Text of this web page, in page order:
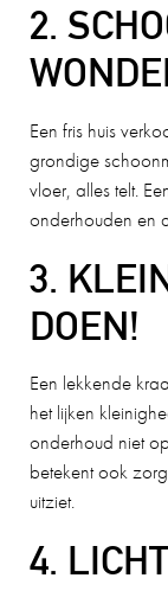
2.
Een fris huis
grondige
vloer, alles telt.
onderhouden en
3.
DOEN!
Een lekkende
het lijken
onderhoud niet
betekent ook
uitziet.
4.